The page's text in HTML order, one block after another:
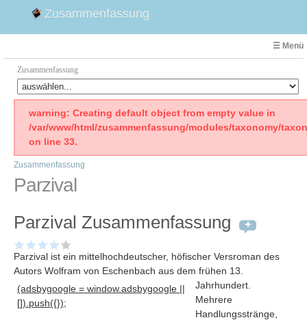
Zusammenfassung
☰ Menü
Zusammenfassung
Faust
Willhelm Tell
Emilia Galotti
1. Weltkrieg Zusammenfassung
Weimarer Republik
Die Räuber
Maria Stuart
warning: Creating default object from empty value in
/var/www/html/zusammenfassung/modules/taxonomy/
on line 33.
Zusammenfassung
Parzival
Parzival Zusammenfassung
Parzival ist ein mittelhochdeutscher, höfischer Versroman des
Autors Wolfram von Eschenbach aus dem frühen 13.
Jahrhundert
(adsbygoogle = window.adsbygoogle ||
[]).push({});
Mehrere
Handlungsstränge,